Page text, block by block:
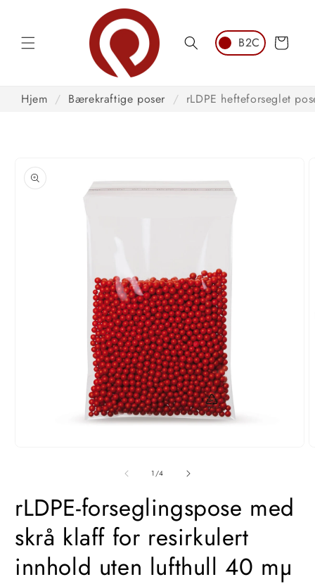
Handlekurv
Hjem / Bærekraftige poser / rLDPE hefteforseglet
til
1/av
4
rLDPE-forseglingspose med
skrå klaff for resirkulert
innhold uten lufthull 40 mµ